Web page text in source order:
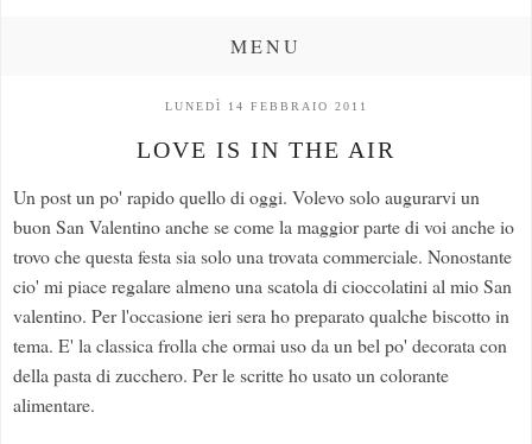
MENU
LUNEDÌ 14 FEBBRAIO 2011
LOVE IS IN THE AIR
Un post un po' rapido quello di oggi. Volevo solo augurarvi un
buon San Valentino anche se come la maggior parte di voi anche io
trovo che questa festa sia solo una trovata commerciale. Nonostante
cio' mi piace regalare almeno una scatola di cioccolatini al mio San
valentino. Per l'occasione ieri sera ho preparato qualche biscotto in
tema. E' la classica frolla che ormai uso da un bel po' decorata con
della pasta di zucchero. Per le scritte ho usato un colorante
alimentare.